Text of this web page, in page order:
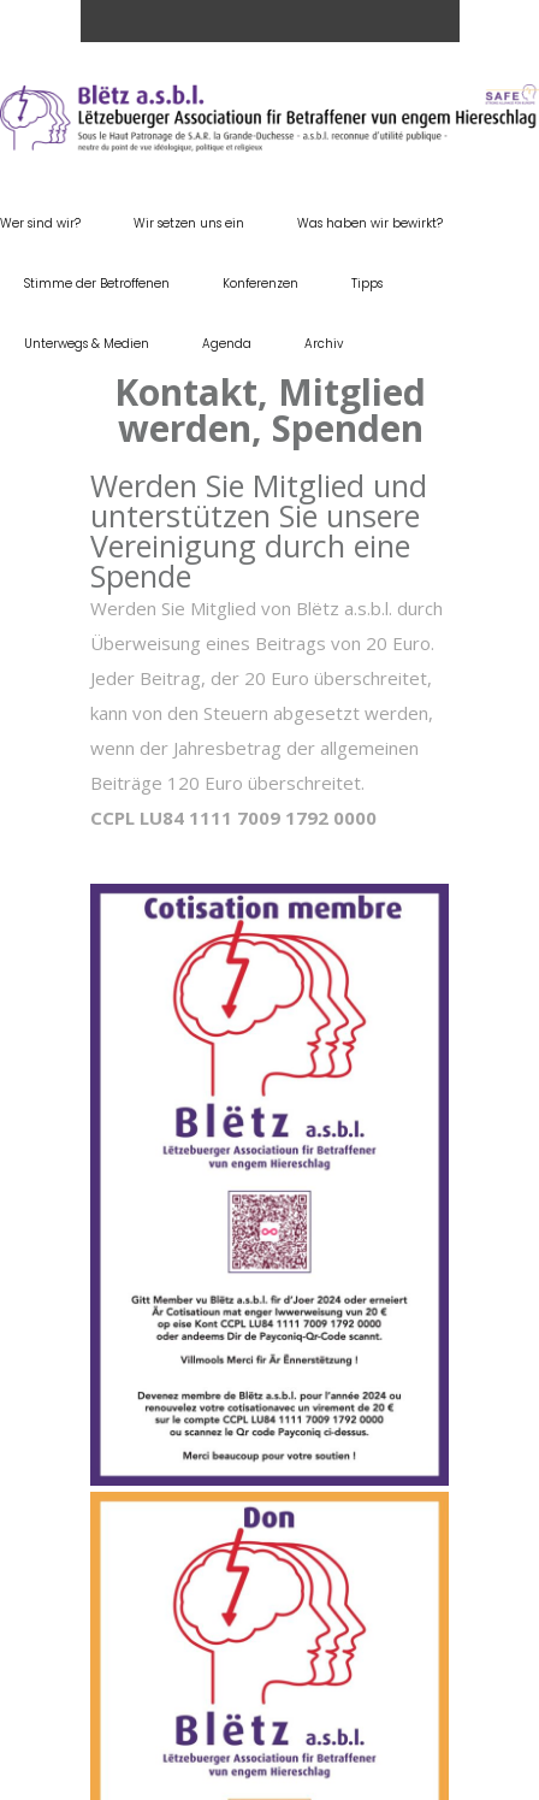
Wer sind wir? Wir setzen uns ein Was haben wir bewirkt?
Stimme der Betroffenen Konferenzen Tipps
Unterwegs & Medien Agenda Archiv
Kontakt, Mitglied
werden, Spenden
Werden Sie Mitglied und
unterstützen Sie unsere
Vereinigung durch eine
Spende
Werden Sie Mitglied von Blëtz a.s.b.l. durch
Überweisung eines Beitrags von 20 Euro.
Jeder Beitrag, der 20 Euro überschreitet,
kann von den Steuern abgesetzt werden,
wenn der Jahresbetrag der allgemeinen
Beiträge 120 Euro überschreitet.
CCPL LU84 1111 7009 1792 0000